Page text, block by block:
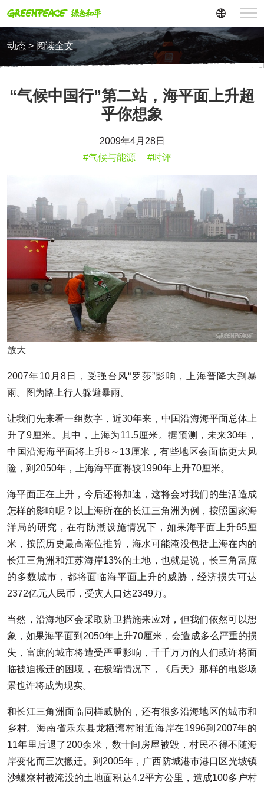
动态 > 阅读全文
“气候中国行”第二站，海平面上升超
乎你想象
2009年4月28日
#气候与能源
#时评
放大
2007年10月8日，受强台风“罗莎”影响，上海普降大到暴
雨。图为路上行人躲避暴雨。
让我们先来看一组数字，近30年来，中国沿海海平面总体上
升了9厘米。其中，上海为11.5厘米。据预测，未来30年，
中国沿海海平面将上升8～13厘米，有些地区会面临更大风
险，到2050年，上海海平面将较1990年上升70厘米。
海平面正在上升，今后还将加速，这将会对我们的生活造成
怎样的影响呢？以上海所在的长江三角洲为例，按照国家海
洋局的研究，在有防潮设施情况下，如果海平面上升65厘
米，按照历史最高潮位推算，海水可能淹没包括上海在内的
长江三角洲和江苏海岸13%的土地，也就是说，长三角富庶
的多数城市，都将面临海平面上升的威胁，经济损失可达
2372亿元人民币，受灾人口达2349万。
当然，沿海地区会采取防卫措施来应对，但我们依然可以想
象，如果海平面到2050年上升70厘米，会造成多么严重的损
失，富庶的城市将遭受严重影响，千千万万的人们或许将面
临被迫搬迁的困境，在极端情况下，《后天》那样的电影场
景也许将成为现实。
和长江三角洲面临同样威胁的，还有很多沿海地区的城市和
乡村。海南省乐东县龙栖湾村附近海岸在1996到2007年的
11年里后退了200余米，数十间房屋被毁，村民不得不随海
岸变化而三次搬迁。到2005年，广西防城港市港口区光坡镇
沙螺寮村被淹没的土地面积达4.2平方公里，造成100多户村